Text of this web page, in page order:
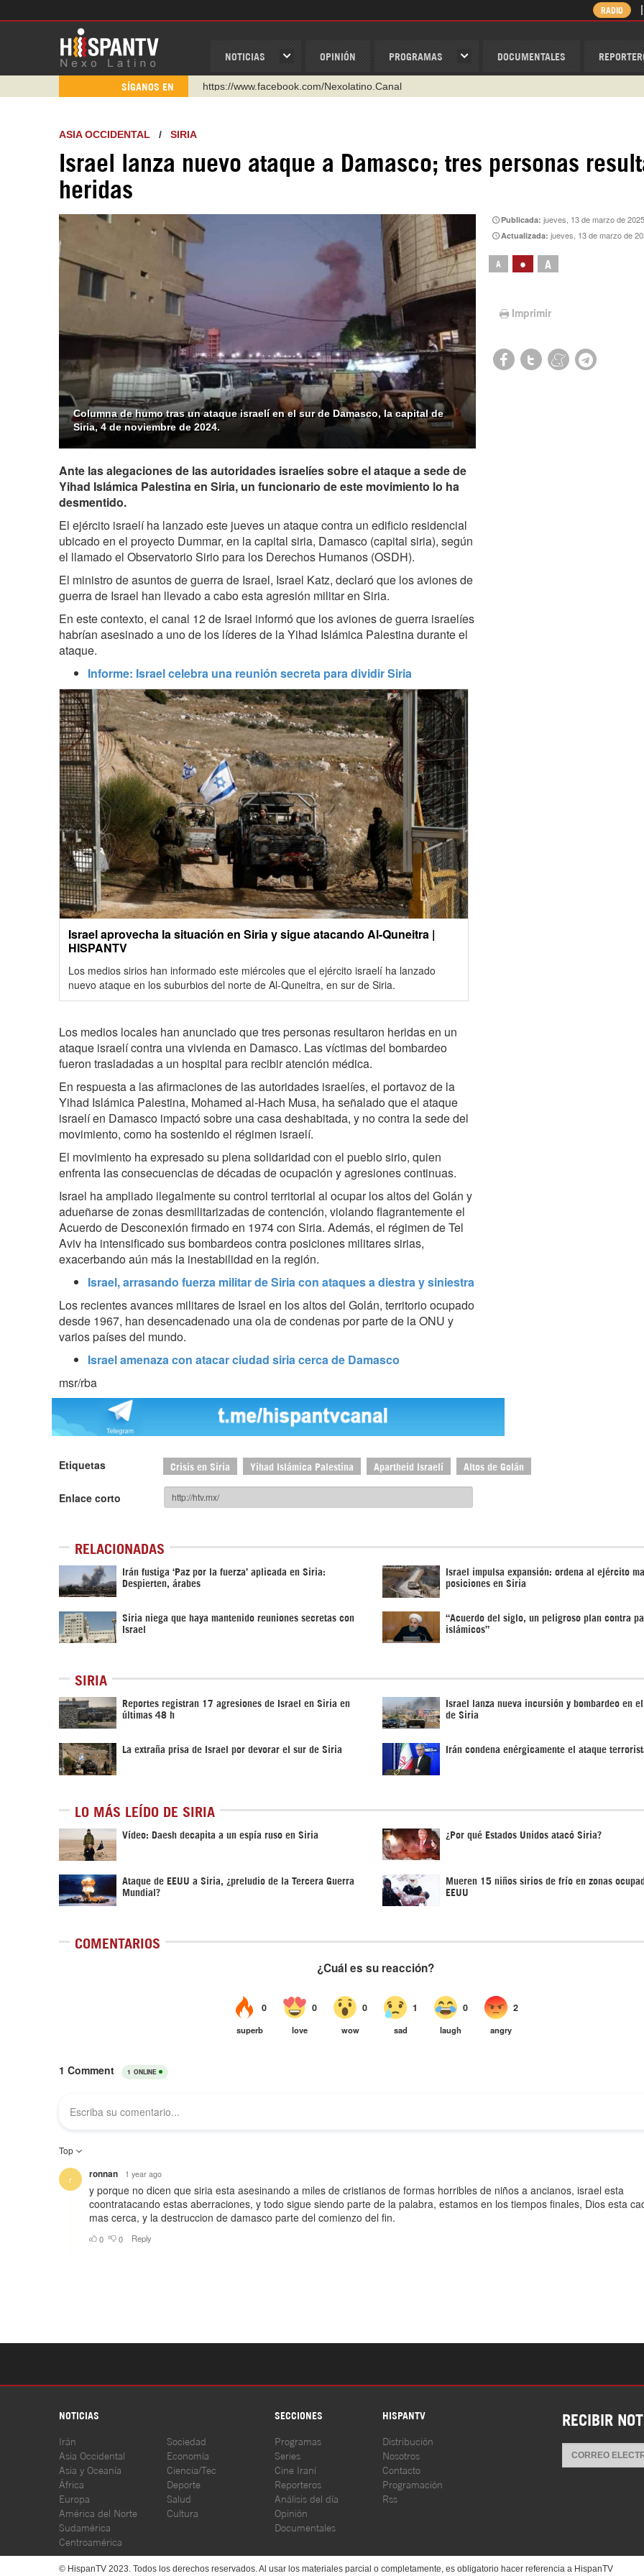
NOTICIAS OPINIÓN PROGRAMAS DOCUMENTALES
RADIO
SÍGANOS EN
https://www.youtube.com/@nexo_latino
WhatsApp y Viber: +98 921 79 29 404
https://www.facebook.com/Nexolatino.Canal
ASIA OCCIDENTAL / SIRIA
Israel lanza nuevo ataque a Damasco; tres personas
heridas
Columna de humo tras un ataque israelí en el sur de Damasco, la capital de
Siria, 4 de noviembre de 2024.
Publicada:jueves, 13 de marzo de
Actualizada:jueves, 13 de marzo de
A • A
Imprimir
Ante las alegaciones de las autoridades israelíes sobre el ataque a sede de
Yihad Islámica Palestina en Siria, un funcionario de este movimiento lo ha
desmentido.
El ejército israelí ha lanzado este jueves un ataque contra un edificio residencial
ubicado en el proyecto Dummar, en la capital siria, Damasco (capital siria), según
el llamado el Observatorio Sirio para los Derechos Humanos (OSDH).
El ministro de asuntos de guerra de Israel, Israel Katz, declaró que los aviones de
guerra de Israel han llevado a cabo esta agresión militar en Siria.
En este contexto, el canal 12 de Israel informó que los aviones de guerra israelíes
habrían asesinado a uno de los líderes de la Yihad Islámica Palestina durante el
ataque.
Informe: Israel celebra una reunión secreta para dividir Siria
Israel aprovecha la situación en Siria y sigue atacando Al-Quneitra |
HISPANTV
Los medios sirios han informado este miércoles que el ejército israelí ha lanzado
nuevo ataque en los suburbios del norte de Al-Quneitra, en sur de Siria.
Los medios locales han anunciado que tres personas resultaron heridas en un
ataque israelí contra una vivienda en Damasco. Las víctimas del bombardeo
fueron trasladadas a un hospital para recibir atención médica.
En respuesta a las afirmaciones de las autoridades israelíes, el portavoz de la
Yihad Islámica Palestina, Mohamed al-Hach Musa, ha señalado que el ataque
israelí en Damasco impactó sobre una casa deshabitada, y no contra la sede del
movimiento, como ha sostenido el régimen israelí.
El movimiento ha expresado su plena solidaridad con el pueblo sirio, quien
enfrenta las consecuencias de décadas de ocupación y agresiones continuas.
Israel ha ampliado ilegalmente su control territorial al ocupar los altos del Golán y
adueñarse de zonas desmilitarizadas de contención, violando flagrantemente el
Acuerdo de Desconexión firmado en 1974 con Siria. Además, el régimen de Tel
Aviv ha intensificado sus bombardeos contra posiciones militares sirias,
exacerbando aún más la inestabilidad en la región.
Israel, arrasando fuerza militar de Siria con ataques a diestra y siniestra
Los recientes avances militares de Israel en los altos del Golán, territorio ocupado
desde 1967, han desencadenado una ola de condenas por parte de la ONU y
varios países del mundo.
Israel amenaza con atacar ciudad siria cerca de Damasco
msr/rba
Etiquetas Crisis en Siria Yihad Islámica Palestina Apartheid Israelí Altos de Golán
Enlace corto
RELACIONADAS
Irán fustiga ‘Paz por la fuerza’ aplicada en Siria:
Despierten, árabes
Israel impulsa expansión: ordena al ejército
posiciones en Siria
Siria niega que haya mantenido reuniones secretas con
Israel
“Acuerdo del siglo, un peligroso plan contra
islámicos”
SIRIA
Reportes registran 17 agresiones de Israel en Siria en
últimas 48 h
Israel lanza nueva incursión y bombardeo en
de Siria
La extraña prisa de Israel por devorar el sur de Siria Irán condena enérgicamente el ataque
LO MÁS LEÍDO DE SIRIA
Vídeo: Daesh decapita a un espía ruso en Siria ¿Por qué Estados Unidos atacó Siria?
Ataque de EEUU a Siria, ¿preludio de la Tercera Guerra
Mundial?
Mueren 15 niños sirios de frío en zonas
EEUU
COMENTARIOS
NOTICIAS SECCIONES HISPANTV
Irán
Asia Occidental
Asia y Oceanía
África
Europa
América del Norte
Sudamérica
Centroamérica
Sociedad
Economía
Ciencia/Tec
Deporte
Salud
Cultura
Programas
Series
Cine Iraní
Reporteros
Análisis del día
Opinión
Documentales
Distribución
Nosotros
Contacto
Programación
Rss
RECIBIR
© HispanTV 2023. Todos los derechos reservados. Al usar los materiales parcial o completamente, es obligatorio hacer referencia a HispanTV